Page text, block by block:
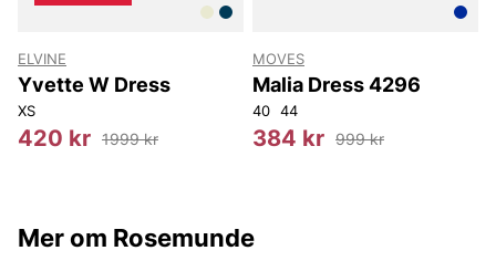
ELVINE
Yvette W Dress
XS
420 kr 1999 kr
MOVES
Malia Dress 4296
40 44
384 kr 999 kr
Mer om Rosemunde